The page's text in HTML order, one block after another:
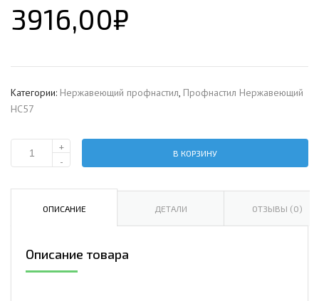
3916,00₽
Категории: Нержавеющий профнастил Профнастил Hержавеющий
НС57
Количество
нержавеющий
321
+
-
В КОРЗИНУ
ОПИСАНИЕ ДЕТАЛИ ОТЗЫВЫ (0)
Описание товара